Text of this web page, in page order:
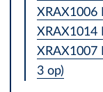
XRAX1006
XRAX1014
XRAX1007
3 op)